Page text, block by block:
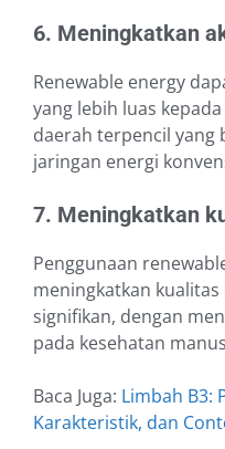
6. Meningkatkan
Renewable energy
yang lebih luas
daerah terpencil yang
jaringan energi
7. Meningkatkan
Penggunaan
meningkatkan
signifikan, dengan
pada kesehatan
Baca Juga: Limbah B3:
Karakteristik, dan